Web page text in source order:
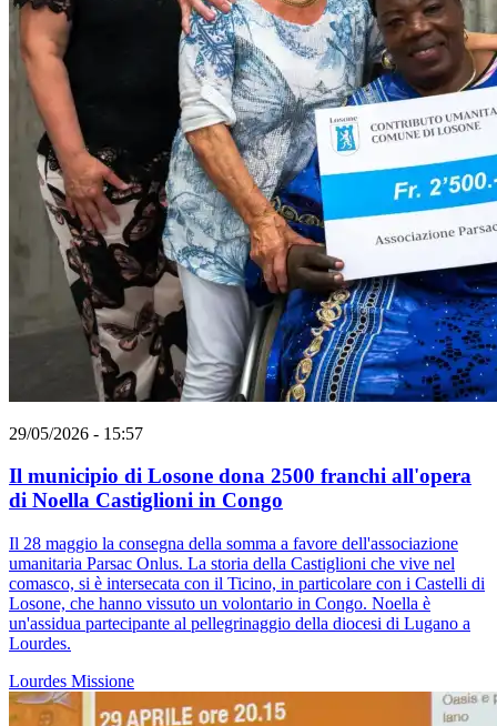
29/05/2026 - 15:57
Il municipio di Losone dona 2500 franchi all'opera
di Noella Castiglioni in Congo
Il 28 maggio la consegna della somma a favore dell'associazione
umanitaria Parsac Onlus. La storia della Castiglioni che vive nel
comasco, si è intersecata con il Ticino, in particolare con i Castelli di
Losone, che hanno vissuto un volontario in Congo. Noella è
un'assidua partecipante al pellegrinaggio della diocesi di Lugano a
Lourdes.
Lourdes Missione